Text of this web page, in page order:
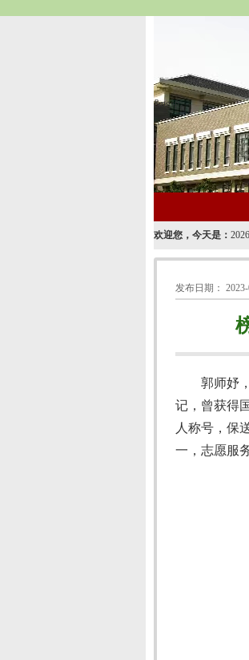
&ngsp;
欢迎您，今天是：
发布日期：
郭师妤
记，曾获得
人称号，保
一，志愿服